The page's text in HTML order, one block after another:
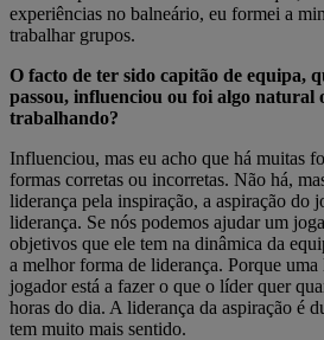
experiências no balneário, eu formei a
trabalhar grupos.
O facto de ter sido capitão de equipa,
passou, influenciou ou foi algo natural
trabalhando?
Influenciou, mas eu acho que há muitas
formas corretas ou incorretas. Não há,
liderança pela inspiração, a aspiração do
liderança. Se nós podemos ajudar um
objetivos que ele tem na dinâmica da
a melhor forma de liderança. Porque uma
jogador está a fazer o que o líder quer
horas do dia. A liderança da aspiração é
tem muito mais sentido.